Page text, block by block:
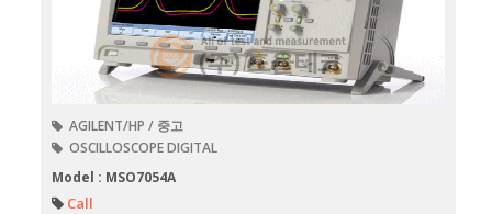
AGILENT/HP / 중고
OSCILLOSCOPE DIGITAL
Model : MSO7054A
Call